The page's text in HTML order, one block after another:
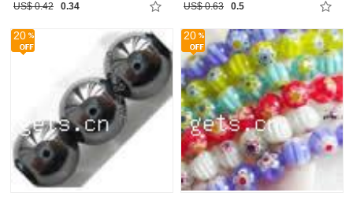
US$ 0.42 0.34 US$ 0.63 0.5
20 20